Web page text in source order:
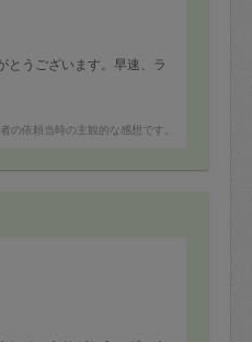
とうございます。早速、ラ
の依頼当時の主観的な感想です。